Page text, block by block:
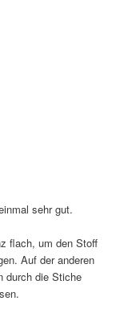
sehr gut.
flach, um den Stoff
Auf der anderen
durch die Stiche